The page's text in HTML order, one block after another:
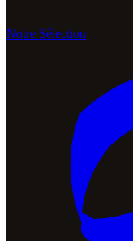
Notre Sélection